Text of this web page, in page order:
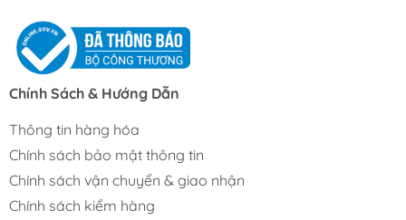
Chính Sách & Hướng Dẫn
Thông tin hàng hóa
Chính sách bảo mật thông tin
Chính sách vận chuyển & giao nhận
Chính sách kiểm hàng